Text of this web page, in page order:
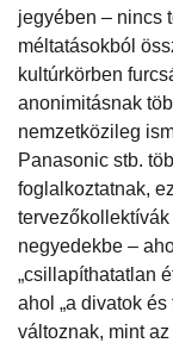
jegyében – nincs
méltatásokból
kultúrkörben
anonimitásnak
nemzetközileg
Panasonic stb.
foglalkoztatnak,
negyedekbe –
„csillapíthatatlan
ahol „a divatok
változnak, mint